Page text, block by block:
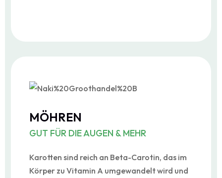
MÖHREN
GUT FÜR DIE AUGEN & MEHR
Karotten sind reich an Beta-Carotin, das im
Körper zu Vitamin A umgewandelt wird und